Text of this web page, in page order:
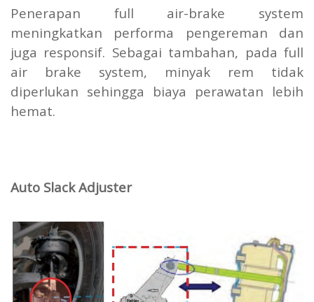
Penerapan full air-brake system
meningkatkan performa pengereman dan
juga responsif. Sebagai tambahan, pada full
air brake system, minyak rem tidak
diperlukan sehingga biaya perawatan lebih
hemat.
Auto Slack Adjuster